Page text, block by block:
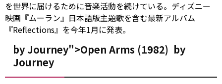
を世界に届けるために音楽活動を続けている。ディズニー
映画『ムーラン』日本語版主題歌を含む最新アルバム
『Reflections』を今年1月に発表。
by Journey">Open Arms (1982) by
Journey